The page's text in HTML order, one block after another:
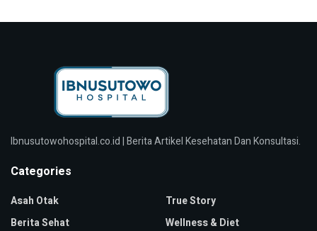
Ibnusutowohospital.co.id | Berita Artikel Kesehatan Dan Konsultasi.
Categories
Asah Otak
Berita Sehat
True Story
Wellness & Diet